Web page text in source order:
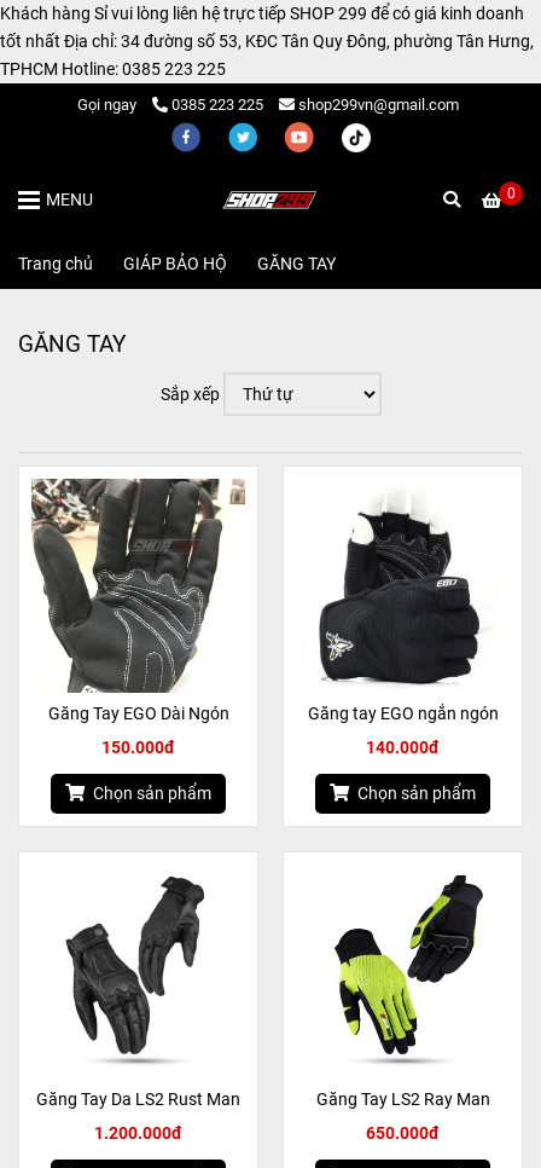
Gọi ngay 0385 223 225 shop299vn@gmail.com
0
MENU
Trang chủ GIÁP BẢO HỘ GĂNG TAY
GĂNG TAY
Sắp xếp
Găng Tay EGO Dài Ngón
150.000đ
Chọn sản phẩm
Găng tay EGO ngắn ngón
140.000đ
Chọn sản phẩm
Găng Tay Da LS2 Rust Man
1.200.000đ
Găng Tay LS2 Ray Man
650.000đ
Khách hàng Sỉ vui lòng liên hệ trực tiếp SHOP 299 để có giá kinh doanh
tốt nhất Địa chỉ: 34 đường số 53, KĐC Tân Quy Đông, phường Tân Hưng,
TPHCM Hotline: 0385 223 225